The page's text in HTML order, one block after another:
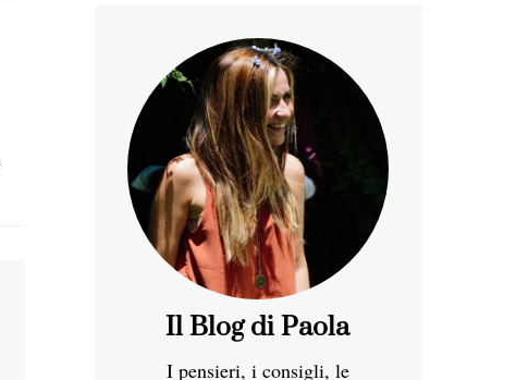
Il Blog di Paola
I pensieri, i consigli, le